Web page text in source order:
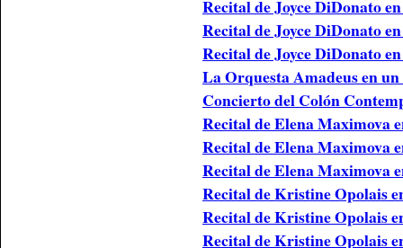
Recital de Joyce DiDonato
Recital de Joyce DiDonato
Recital de Joyce DiDonato
La Orquesta Amadeus en
Concierto del Colón
Recital de Elena Maximova
Recital de Elena Maximova
Recital de Elena Maximova
Recital de Kristine Opolais
Recital de Kristine Opolais
Recital de Kristine Opolais